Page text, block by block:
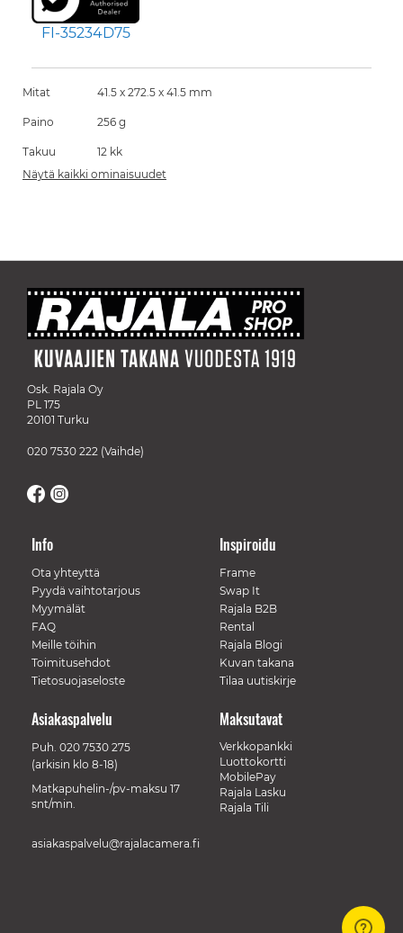
FI-35234D75
Mitat 41.5 x 272.5 x 41.5 mm
Paino 256 g
Takuu
12 kk
Näytä kaikki ominaisuudet
Osk. Rajala Oy
PL 175
20101 Turku
020 7530 222 (Vaihde)
Info
Ota yhteyttä
Pyydä vaihtotarjous
Myymälät
FAQ
Meille töihin
Toimitusehdot
Tietosuojaseloste
Inspiroidu
Frame
Swap It
Rajala B2B
Rental
Rajala Blogi
Kuvan takana
Tilaa uutiskirje
Maksutavat
Verkkopankki
Luottokortti
MobilePay
Rajala Lasku
Rajala Tili
Asiakaspalvelu
Puh. 020 7530 275
(arkisin klo 8-18)
Matkapuhelin-/pv-maksu 17
snt/min.
asiakaspalvelu@rajalacamera.fi